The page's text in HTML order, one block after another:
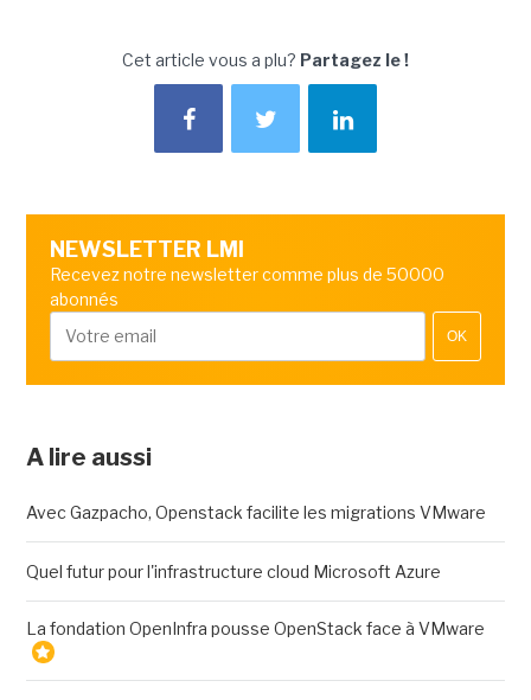
Cet article vous a plu? Partagez le !
NEWSLETTER LMI
Recevez notre newsletter comme plus de 50000
abonnés
OK
A lire aussi
Avec Gazpacho, Openstack facilite les migrations VMware
Quel futur pour l'infrastructure cloud Microsoft Azure
La fondation OpenInfra pousse OpenStack face à VMware